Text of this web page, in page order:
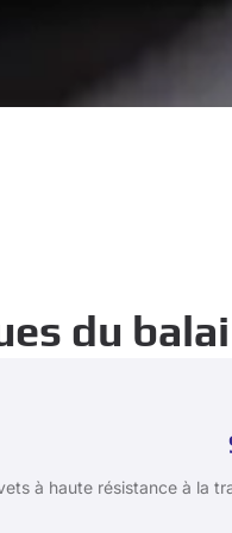
du
à haute résistance à la